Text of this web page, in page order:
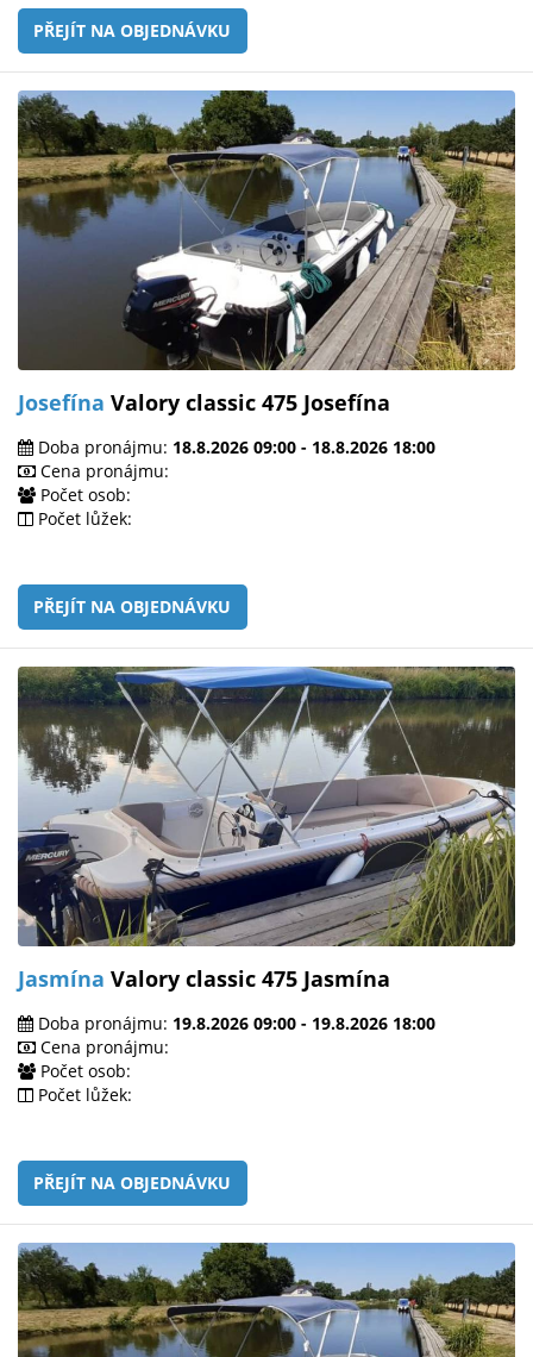
PŘEJÍT NA OBJEDNÁVKU
Josefína Valory classic 475 Josefína
Doba pronájmu: 18.8.2026 09:00 - 18.8.2026 18:00
Cena pronájmu:
Počet osob:
Počet lůžek:
PŘEJÍT NA OBJEDNÁVKU
Jasmína Valory classic 475 Jasmína
Doba pronájmu: 19.8.2026 09:00 - 19.8.2026 18:00
Cena pronájmu:
Počet osob:
Počet lůžek:
PŘEJÍT NA OBJEDNÁVKU